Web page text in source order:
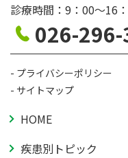
診療時間：9：00〜16
026-
プライバシーポリシー
サイトマップ
HOME
疾患別トピック